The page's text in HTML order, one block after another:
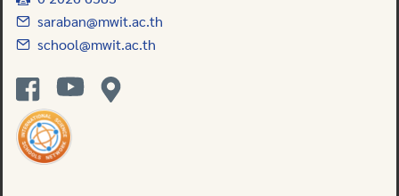
saraban@mwit.ac.th
school@mwit.ac.th